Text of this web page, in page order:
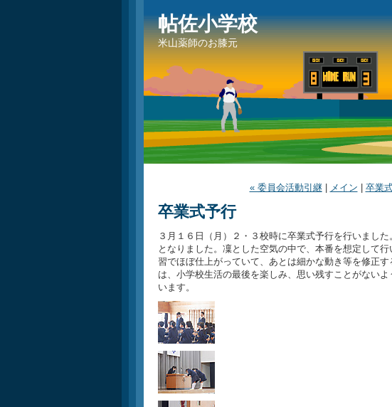
帖佐小学校
米山薬師のお膝元
« 委員会活動引継| メイン 卒業
卒業式予行
３月１６日（月）２・３校時に卒業式予行を行いまし
となりました。凜とした空気の中で、本番を想定して
習でほぼ仕上がっていて、あとは細かな動き等を修正
は、小学校生活の最後を楽しみ、思い残すことがない
います。